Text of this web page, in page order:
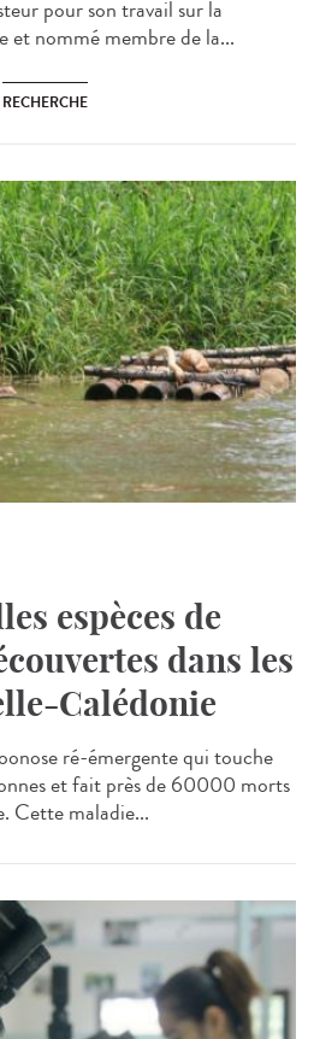
pour son travail sur la
et nommé membre de la...
RECHERCHE
espèces de
dans les
Calédonie
ré-émergente qui touche
et fait près de 60000 morts
Cette maladie...